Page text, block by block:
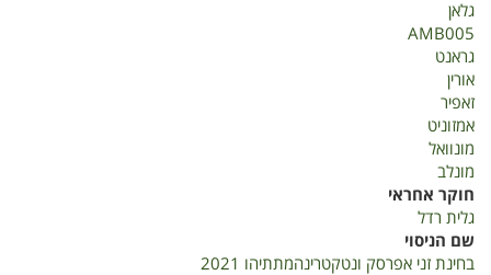
מתיתיהו
2021
גלאן
AMB005
גראנט
אורין
זאפיר
אמזוניט
מונוואל
מונלב
חוקר אחראי
גלית רדל
שם הניסוי
בחינת זני אפרסק ונטקטרינהמתתיהו 2021